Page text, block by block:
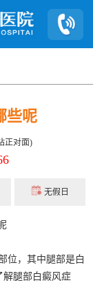
些呢
正对面)
无假日
位，其中腿部是白
解腿部白癜风症